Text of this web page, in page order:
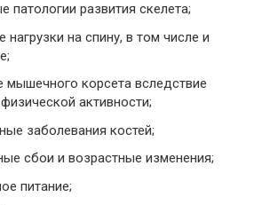
патологии развития скелета;
нагрузки на спину, в том числе и
мышечного корсета вследствие
физической активности;
заболевания костей;
сбои и возрастные изменения;
питание;